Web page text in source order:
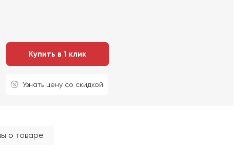
Купить в 1 клик
Узнать цену со скидкой
о товаре